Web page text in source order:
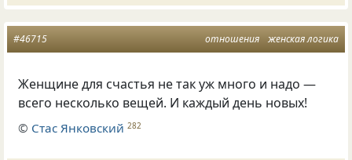
отношения женская логика
#46715
Женщине для счастья не так уж много и надо —
всего несколько вещей. И каждый день новых!
© Стас Янковский 282